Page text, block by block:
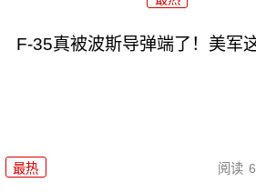
F-35真被波斯导弹端了！美军
最热 阅读